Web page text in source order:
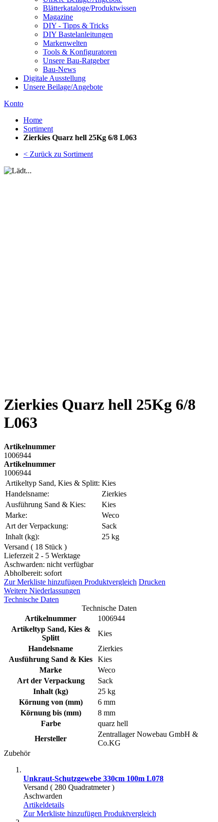
Blätterkataloge/Produktwissen
Magazine
DIY - Tipps & Tricks
DIY Bastelanleitungen
Markenwelten
Tools & Konfiguratoren
Unsere Bau-Ratgeber
Bau-News
Digitale Ausstellung
Unsere Beilage/Angebote
Konto
Home
Sortiment
Zierkies Quarz hell 25Kg 6/8 L063
< Zurück zu Sortiment
Zierkies Quarz hell 25Kg 6/8
L063
Artikelnummer
1006944
Artikelnummer
1006944
Artikeltyp Sand, Kies & Splitt: Kies
Handelsname:
Zierkies
Ausführung Sand & Kies:
Kies
Marke:
Weco
Art der Verpackung:
Sack
Inhalt (kg):
25 kg
Versand ( 18 Stück )
Lieferzeit 2 - 5 Werktage
Aschwarden: nicht verfügbar
Abholbereit: sofort
Zur Merkliste hinzufügen Produktvergleich Drucken
Weitere Niederlassungen
Technische Daten
Technische Daten
Artikelnummer
1006944
Artikeltyp Sand, Kies &
Splitt
Kies
Handelsname
Zierkies
Ausführung Sand & Kies
Kies
Marke
Weco
Art der Verpackung
Sack
Inhalt (kg)
25 kg
Körnung von (mm)
6 mm
Körnung bis (mm)
8 mm
Farbe
quarz hell
Hersteller
Zentrallager Nowebau GmbH &
Co.KG
Zubehör
Unkraut-Schutzgewebe 330cm 100m L078
Versand ( 280 Quadratmeter )
Aschwarden
Artikeldetails
Zur Merkliste hinzufügen Produktvergleich